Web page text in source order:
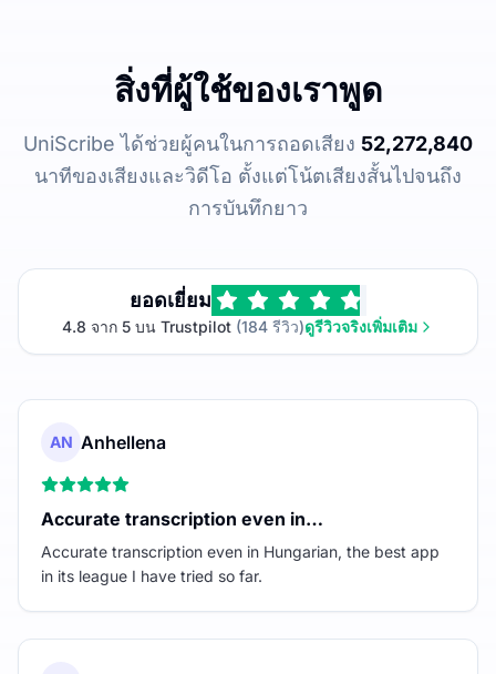
สิ่งที่ผู้ใช้ของเราพูด
UniScribe ได้ช่วยผู้คนในการถอดเสียง 52,272,840
นาทีของเสียงและวิดีโอ ตั้งแต่โน้ตเสียงสั้นไปจนถึง
การบันทึกยาว
ยอดเยี่ยม
4.8 จาก 5 บน Trustpilot(184 รีวิว)ดูรีวิวจริงเพิ่มเติม
AN Anhellena
Accurate transcription even in…
Accurate transcription even in Hungarian, the best app
in its league I have tried so far.